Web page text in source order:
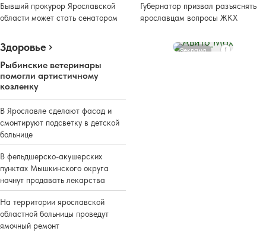
Бывший прокурор Ярославской
области может стать сенатором
Губернатор призвал разъяснять
ярославцам вопросы ЖКХ
Здоровье
Рыбинские ветеринары
помогли артистичному
козленку
В Ярославле сделают фасад и
смонтируют подсветку в детской
больнице
В фельдшерско-акушерских
пунктах Мышкинского округа
начнут продавать лекарства
На территории ярославской
областной больницы проведут
ямочный ремонт
Реклама